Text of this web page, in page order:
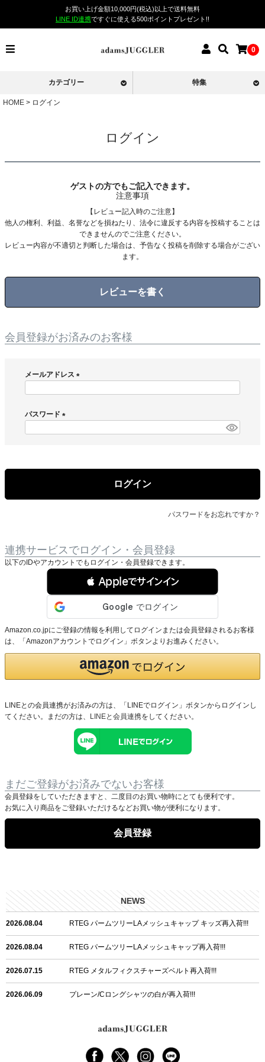
お買い上げ金額10,000円(税込)以上で送料無料
LINE ID連携ですぐに使える500ポイントプレゼント!!
0
カテゴリー 特集
HOME ログイン
ログイン
ゲストの方でもご記入できます。
注意事項
【レビュー記入時のご注意】
他人の権利、利益、名誉などを損ねたり、法令に違反する内容を投稿することは
できませんのでご注意ください。
レビュー内容が不適切と判断した場合は、予告なく投稿を削除する場合がござい
ます。
レビューを書く
会員登録がお済みのお客様
メールアドレス
)
パスワード
ログイン
パスワードをお忘れですか？
連携サービスでログイン・会員登録
以下のIDやアカウントでもログイン・会員登録できます。
 Appleでサインイン
Amazon.co.jpにご登録の情報を利用してログインまたは会員登録されるお客様
は、「Amazonアカウントでログイン」ボタンよりお進みください。
LINEとの会員連携がお済みの方は、「LINEでログイン」ボタンからログインし
てください。まだの方は、 LINEと会員連携をしてください。
まだご登録がお済みでないお客様
会員登録をしていただきますと、二度目のお買い物時にとても便利です。
お気に入り商品をご登録いただけるなどお買い物が便利になります。
会員登録
NEWS
2026.08.04 RTEG パームツリーLAメッシュキャップ キッズ再入荷!!!
2026.08.04 RTEG パームツリーLAメッシュキャップ再入荷!!!
2026.07.15 RTEG メタルフィクスチャーズベルト再入荷!!!
2026.06.09 プレーン/Cロングシャツの白が再入荷!!!